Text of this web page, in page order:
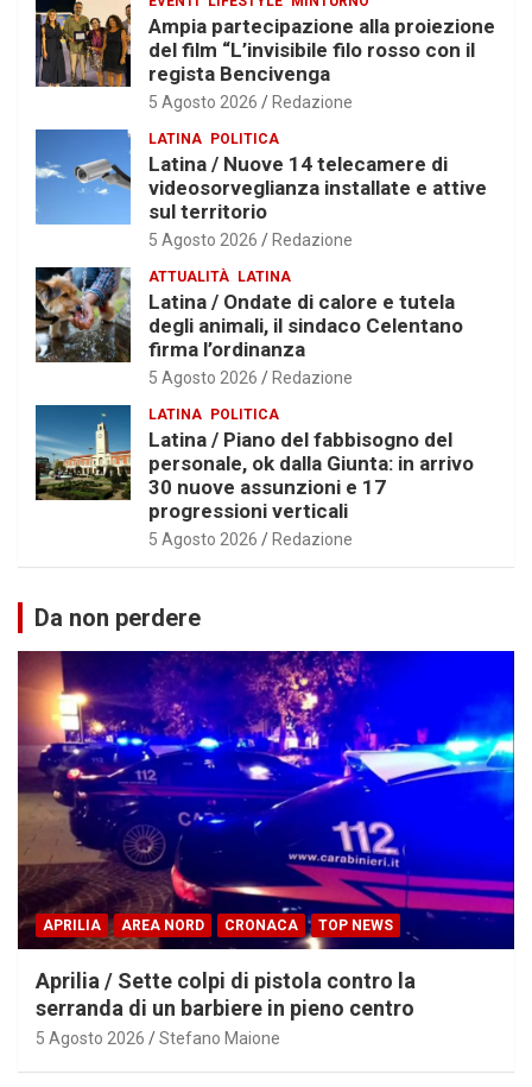
Ampia partecipazione alla proiezione
del film “L’invisibile filo rosso con il
regista Bencivenga
5 Agosto 2026 Redazione
LATINA POLITICA
Latina / Nuove 14 telecamere di
videosorveglianza installate e attive
sul territorio
5 Agosto 2026 Redazione
ATTUALITÀ LATINA
Latina / Ondate di calore e tutela
degli animali, il sindaco Celentano
firma l’ordinanza
5 Agosto 2026 Redazione
LATINA POLITICA
Latina / Piano del fabbisogno del
personale, ok dalla Giunta: in arrivo
30 nuove assunzioni e 17
progressioni verticali
5 Agosto 2026 Redazione
Da non perdere
APRILIA AREA NORD CRONACA TOP NEWS
Aprilia / Sette colpi di pistola contro la
serranda di un barbiere in pieno centro
5 Agosto 2026 Stefano Maione